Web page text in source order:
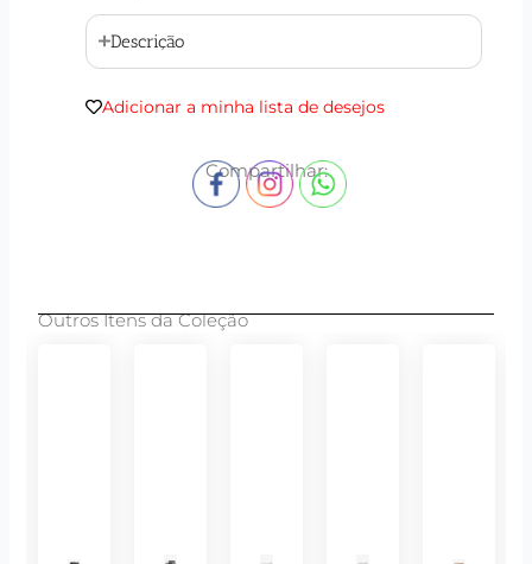
Descrição
Adicionar a minha lista de desejos
Compartilhar:
Outros Itens da Coleção